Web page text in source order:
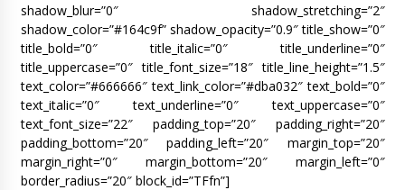
shadow_blur=”0″ shadow_stretching=”2″
shadow_color=”#164c9f” shadow_opacity=”0.9″ title_show=”0″
title_bold=”0″ title_italic=”0″ title_underline=”0″
title_uppercase=”0″ title_font_size=”18″ title_line_height=”1.5″
text_color=”#666666″ text_link_color=”#dba032″ text_bold=”0″
text_italic=”0″ text_underline=”0″ text_uppercase=”0″
text_font_size=”22″ padding_top=”20″ padding_right=”20″
padding_bottom=”20″ padding_left=”20″ margin_top=”20″
margin_right=”0″ margin_bottom=”20″ margin_left=”0″
border_radius=”20″ block_id=”TFfn”]